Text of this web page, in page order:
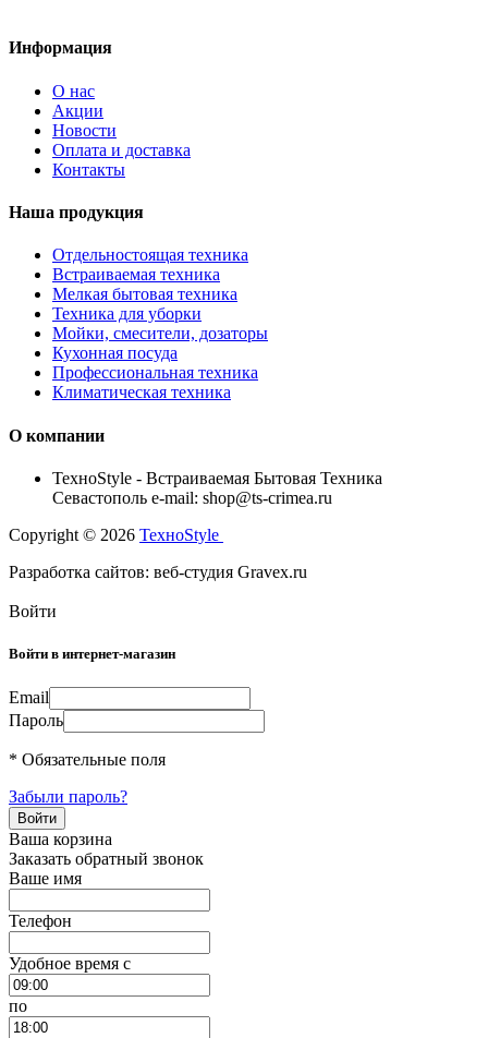
Информация
О нас
Акции
Новости
Оплата и доставка
Контакты
Наша продукция
Отдельностоящая техника
Встраиваемая техника
Мелкая бытовая техника
Техника для уборки
Мойки, смесители, дозаторы
Кухонная посуда
Профессиональная техника
Климатическая техника
О компании
TexноStyle - Встраиваемая Бытовая Техника
Севастополь e-mail: shop@ts-crimea.ru
Copyright © 2026 TexноStyle
Разработка сайтов: веб-студия Gravex.ru
Войти
Войти в интернет-магазин
Email
Пароль
* Обязательные поля
Забыли пароль?
Ваша корзина
Заказать обратный звонок
Ваше имя
Телефон
Удобное время c
по